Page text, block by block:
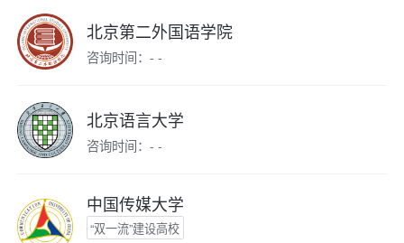
北京第二外国语学院
咨询时间：- -
北京语言大学
咨询时间：- -
中国传媒大学
“双一流”建设高校